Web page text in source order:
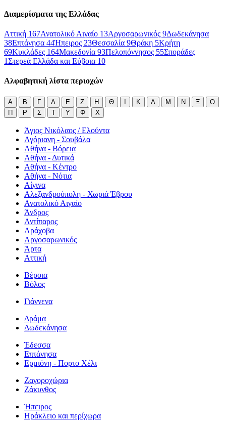
Διαμερίσματα της Ελλάδας
Αττική 167Ανατολικό Αιγαίο 13Αργοσαρωνικός 9Δωδεκάνησα
38Επτάνησα 44Ήπειρος 23Θεσσαλία 9Θράκη 5Κρήτη
69Κυκλάδες 164Μακεδονία 93Πελοπόννησος 55Σποράδες
1Στερεά Ελλάδα και Εύβοια 10
Αλφαβητική λίστα περιοχών
Α Β Γ Δ Ε Ζ Η Θ Ι Κ Λ Μ Ν Ξ
Ο
Π
Ρ Σ Τ Υ Φ Χ
Άγιος Νικόλαος / Ελούντα
Αγόριανη - Σουβάλα
Αθήνα - Βόρεια
Αθήνα - Δυτικά
Αθήνα - Κέντρο
Αθήνα - Νότια
Αίγινα
Αλεξανδρούπολη - Χωριά Έβρου
Ανατολικό Αιγαίο
Άνδρος
Αντίπαρος
Αράχοβα
Αργοσαρωνικός
Άρτα
Αττική
Βέροια
Βόλος
Γιάννενα
Δράμα
Δωδεκάνησα
Έδεσσα
Επτάνησα
Ερμιόνη - Πορτο Χέλι
Ζαγοροχώρια
Ζάκυνθος
Ήπειρος
Ηράκλειο και περίχωρα